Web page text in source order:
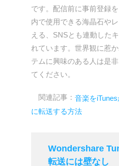
です。配信前に事前登録
内で使用できる海晶石や
える、SNSとも連動した
れています。世界観に惹
テムに興味のある人は是
てください。
関連記事： 音楽を
に転送する方法
Wondershare
転送には壁なし